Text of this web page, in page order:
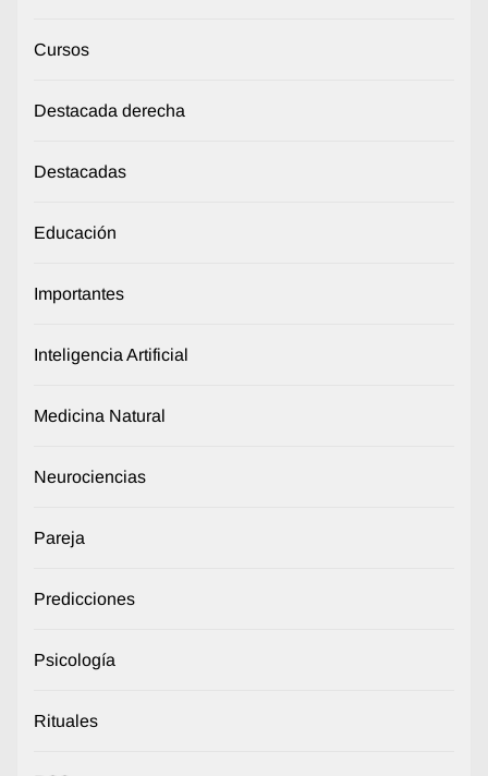
Cursos
Destacada derecha
Destacadas
Educación
Importantes
Inteligencia Artificial
Medicina Natural
Neurociencias
Pareja
Predicciones
Psicología
Rituales